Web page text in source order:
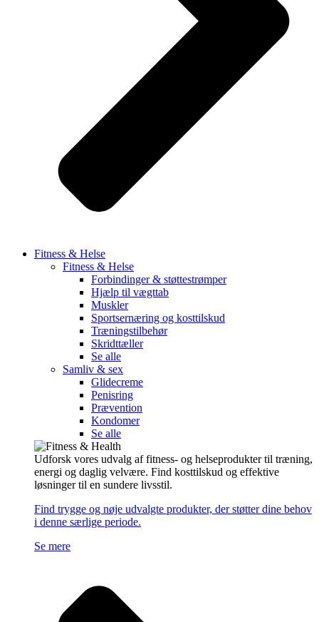
Fitness & Helse
Fitness & Helse
Forbindinger & støttestrømper
Hjælp til vægttab
Muskler
Sportsernæring og kosttilskud
Træningstilbehør
Skridttæller
Se alle
Samliv & sex
Glidecreme
Penisring
Prævention
Kondomer
Se alle
Udforsk vores udvalg af fitness- og helseprodukter til træning,
energi og daglig velvære. Find kosttilskud og effektive
løsninger til en sundere livsstil.
Find trygge og nøje udvalgte produkter, der støtter dine behov
i denne særlige periode.
Se mere